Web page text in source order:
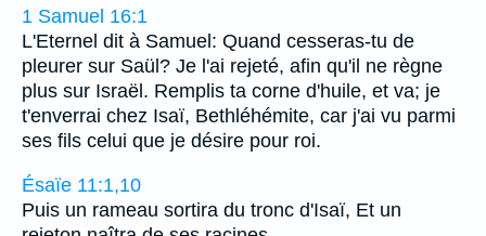
1 Samuel 16:1
L'Eternel dit à Samuel: Quand cesseras-tu de
pleurer sur Saül? Je l'ai rejeté, afin qu'il ne règne
plus sur Israël. Remplis ta corne d'huile, et va; je
t'enverrai chez Isaï, Bethléhémite, car j'ai vu parmi
ses fils celui que je désire pour roi.
Ésaïe 11:1,10
Puis un rameau sortira du tronc d'Isaï, Et un